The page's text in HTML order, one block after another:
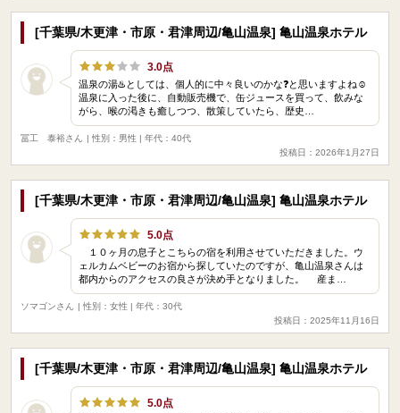
[千葉県/木更津・市原・君津周辺/亀山温泉] 亀山温泉ホテル
3.0点
温泉の湯♨️としては、個人的に中々良いのかな❓と思いますよね☺️
温泉に入った後に、自動販売機で、缶ジュースを買って、飲みな
がら、喉の渇きも癒しつつ、散策していたら、歴史…
冨工 泰裕さん
| 性別：男性 | 年代：40代
投稿日：2026年1月27日
[千葉県/木更津・市原・君津周辺/亀山温泉] 亀山温泉ホテル
5.0点
１０ヶ月の息子とこちらの宿を利用させていただきました。ウ
ェルカムベビーのお宿から探していたのですが、亀山温泉さんは
都内からのアクセスの良さが決め手となりました。 産ま…
ソマゴンさん
| 性別：女性 | 年代：30代
投稿日：2025年11月16日
[千葉県/木更津・市原・君津周辺/亀山温泉] 亀山温泉ホテル
5.0点